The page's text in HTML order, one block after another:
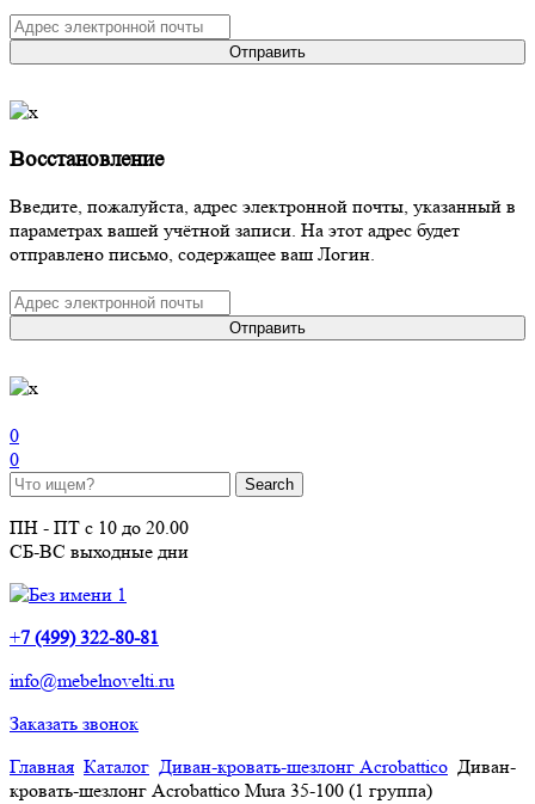
Отправить
Восстановление
Введите, пожалуйста, адрес электронной почты, указанный в
параметрах вашей учётной записи. На этот адрес будет
отправлено письмо, содержащее ваш Логин.
Отправить
0
0
ПН - ПТ с 10 до 20.00
СБ-ВС выходные дни
+7 (499) 322-80-81
info@mebelnovelti.ru
Заказать звонок
Главная Каталог Диван-кровать-шезлонг Acrobattico Диван-
кровать-шезлонг Acrobattico Mura 35-100 (1 группа)